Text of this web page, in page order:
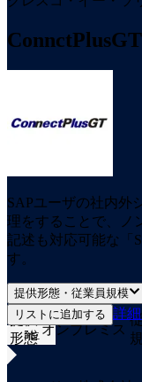
ConnctPlusGT
SAPユーザの社内外
理をすることで、ノ
記述も対応可能な「
す。
提供形態・従業員規模
提供
形態
オンプレミス
リストに追加する 詳
5位